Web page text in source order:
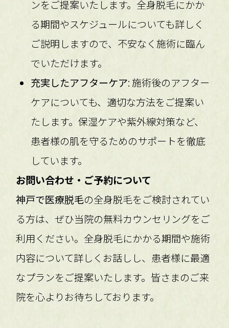
ンをご提案いたします。全身脱毛にかか
る期間やスケジュールについても詳しく
ご説明しますので、不安なく施術に臨ん
でいただけます。
充実したアフターケア: 施術後のアフター
ケアについても、適切な方法をご提案い
たします。保湿ケアや紫外線対策など、
患者様の肌を守るためのサポートを徹底
しています。
お問い合わせ・ご予約について
神戸で医療脱毛の全身脱毛をご検討されてい
る方は、ぜひ当院の無料カウンセリングをご
利用ください。全身脱毛にかかる期間や施術
内容について詳しくお話しし、患者様に最適
なプランをご提案いたします。皆さまのご来
院を心よりお待ちしております。